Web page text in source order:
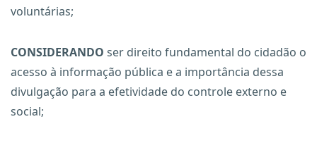
voluntárias;
CONSIDERANDO ser direito fundamental do cidadão o
acesso à informação pública e a importância dessa
divulgação para a efetividade do controle externo e
social;